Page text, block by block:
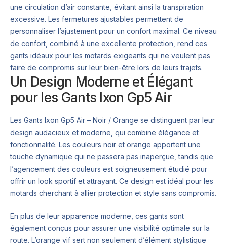
une circulation d’air constante, évitant ainsi la transpiration
excessive. Les fermetures ajustables permettent de
personnaliser l’ajustement pour un confort maximal. Ce niveau
de confort, combiné à une excellente protection, rend ces
gants idéaux pour les motards exigeants qui ne veulent pas
faire de compromis sur leur bien-être lors de leurs trajets.
Un Design Moderne et Élégant
pour les Gants Ixon Gp5 Air
Les Gants Ixon Gp5 Air – Noir / Orange se distinguent par leur
design audacieux et moderne, qui combine élégance et
fonctionnalité. Les couleurs noir et orange apportent une
touche dynamique qui ne passera pas inaperçue, tandis que
l’agencement des couleurs est soigneusement étudié pour
offrir un look sportif et attrayant. Ce design est idéal pour les
motards cherchant à allier protection et style sans compromis.
En plus de leur apparence moderne, ces gants sont
également conçus pour assurer une visibilité optimale sur la
route. L’orange vif sert non seulement d’élément stylistique